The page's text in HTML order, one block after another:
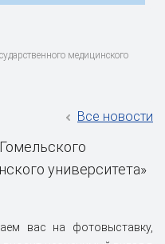
медицинского
Все новости
университета»
вас на фотовыставку,